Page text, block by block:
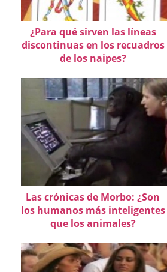
¿Para qué sirven las líneas
discontinuas en los recuadros
de los naipes?
Las crónicas de Morbo: ¿Son
los humanos más inteligentes
que los animales?